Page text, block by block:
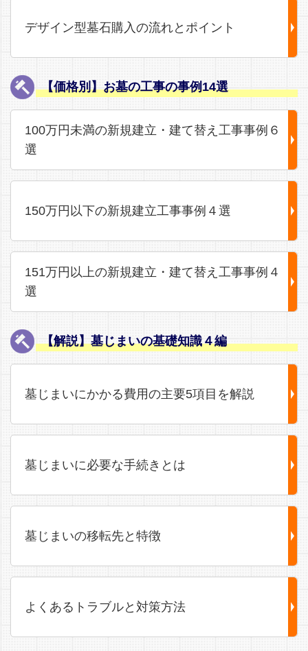
デザイン型墓石購入の流れとポイント
【価格別】お墓の工事の事例14選
100万円未満の新規建立・建て替え工事事例６
選
150万円以下の新規建立工事事例４選
151万円以上の新規建立・建て替え工事事例４
選
【解説】墓じまいの基礎知識４編
墓じまいにかかる費用の主要5項目を解説
墓じまいに必要な手続きとは
墓じまいの移転先と特徴
よくあるトラブルと対策方法